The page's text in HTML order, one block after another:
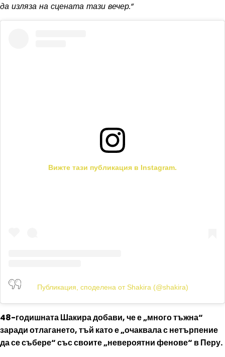
да изляза на сцената тази вечер.“
Вижте тази публикация в Instagram.
Публикация, споделена от Shakira (@shakira)
48-годишната Шакира добави, че е „много тъжна“
заради отлагането, тъй като е „очаквала с нетърпение
да се събере“ със своите „невероятни фенове“ в Перу.